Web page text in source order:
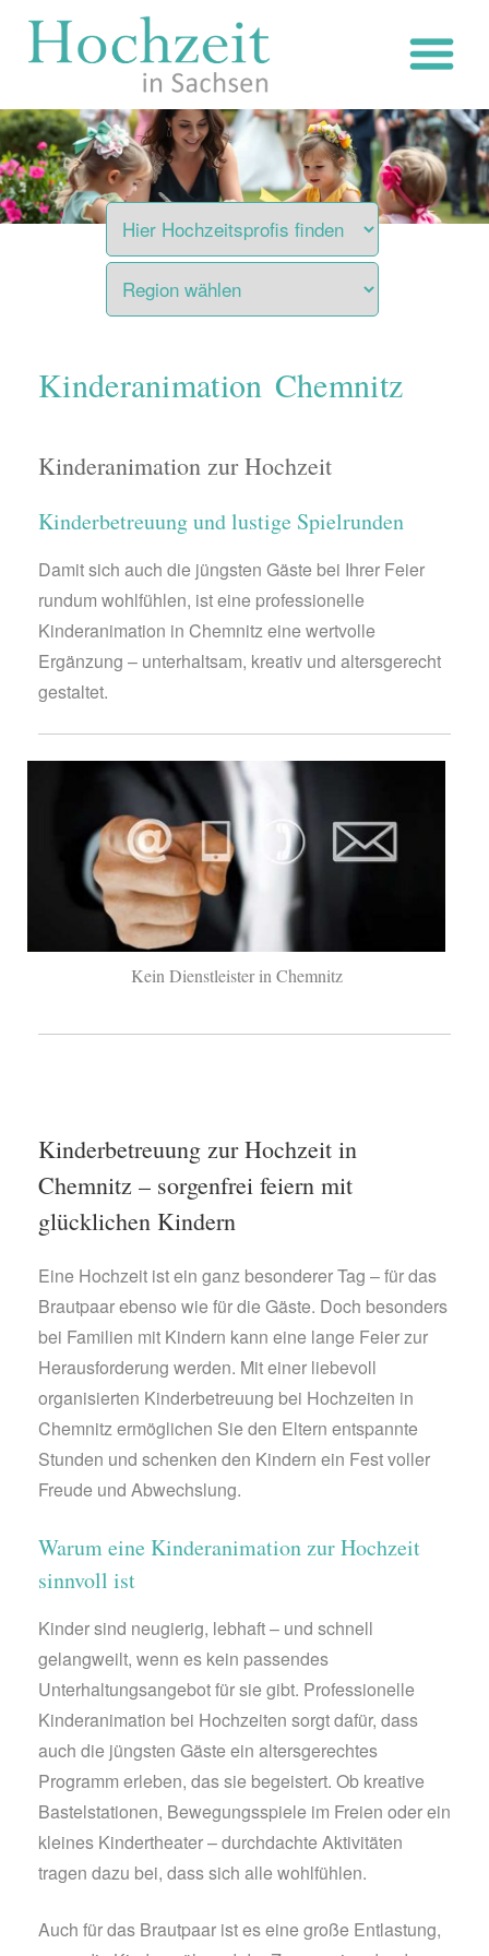
Inhalt
Kinderanimation Chemnitz
Kinderanimation zur Hochzeit
Kinderbetreuung und lustige Spielrunden
Damit sich auch die jüngsten Gäste bei Ihrer Feier
rundum wohlfühlen, ist eine professionelle
Kinderanimation in Chemnitz eine wertvolle
Ergänzung – unterhaltsam, kreativ und altersgerecht
gestaltet.
Kein Dienstleister in Chemnitz
Kinderbetreuung zur Hochzeit in
Chemnitz – sorgenfrei feiern mit
glücklichen Kindern
Eine Hochzeit ist ein ganz besonderer Tag – für das
Brautpaar ebenso wie für die Gäste. Doch besonders
bei Familien mit Kindern kann eine lange Feier zur
Herausforderung werden. Mit einer liebevoll
organisierten Kinderbetreuung bei Hochzeiten in
Chemnitz ermöglichen Sie den Eltern entspannte
Stunden und schenken den Kindern ein Fest voller
Freude und Abwechslung.
Warum eine Kinderanimation zur Hochzeit
sinnvoll ist
Kinder sind neugierig, lebhaft – und schnell
gelangweilt, wenn es kein passendes
Unterhaltungsangebot für sie gibt. Professionelle
Kinderanimation bei Hochzeiten sorgt dafür, dass
auch die jüngsten Gäste ein altersgerechtes
Programm erleben, das sie begeistert. Ob kreative
Bastelstationen, Bewegungsspiele im Freien oder ein
kleines Kindertheater – durchdachte Aktivitäten
tragen dazu bei, dass sich alle wohlfühlen.
Auch für das Brautpaar ist es eine große Entlastung,